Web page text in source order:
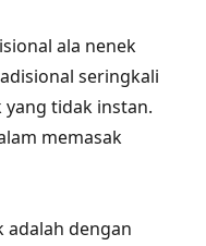
ala nenek
seringkali
tidak instan.
memasak
adalah dengan